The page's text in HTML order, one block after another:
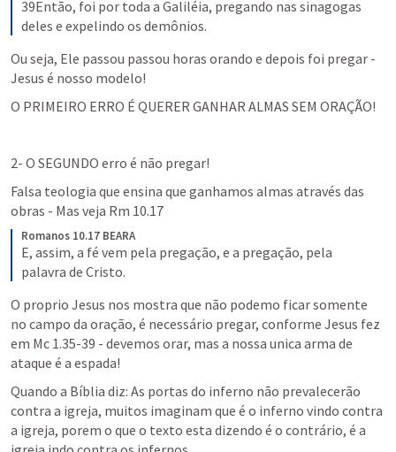
39Então, foi por toda a Galiléia, pregando nas sinagogas
deles e expelindo os demônios.
Ou seja, Ele passou passou horas orando e depois foi pregar -
Jesus é nosso modelo!
O PRIMEIRO ERRO É QUERER GANHAR ALMAS SEM ORAÇÃO!
2- O SEGUNDO erro é não pregar!
Falsa teologia que ensina que ganhamos almas através das
obras - Mas veja Rm 10.17
Romanos 10.17 BEARA
E, assim, a fé vem pela pregação, e a pregação, pela
palavra de Cristo.
O proprio Jesus nos mostra que não podemo ficar somente
no campo da oração, é necessário pregar, conforme Jesus fez
em Mc 1.35-39 - devemos orar, mas a nossa unica arma de
ataque é a espada!
Quando a Bíblia diz: As portas do inferno não prevalecerão
contra a igreja, muitos imaginam que é o inferno vindo contra
a igreja, porem o que o texto esta dizendo é o contrário, é a